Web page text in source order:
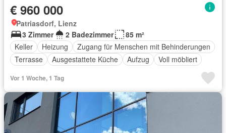
€ 960 000
Patriasdorf, Lienz
3 Zimmer
2 Badezimmer
85 m²
Keller
Heizung
Zugang für Menschen mit Behinderungen
Terrasse
Ausgestattete Küche Aufzug Voll möbliert
Vor 1 Woche, 1 Tag